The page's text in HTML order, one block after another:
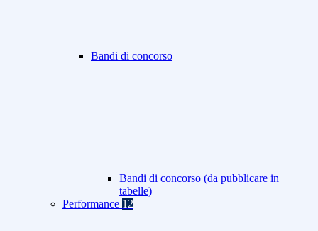
Bandi di concorso
Bandi di concorso (da pubblicare in
tabelle)
Performance 12